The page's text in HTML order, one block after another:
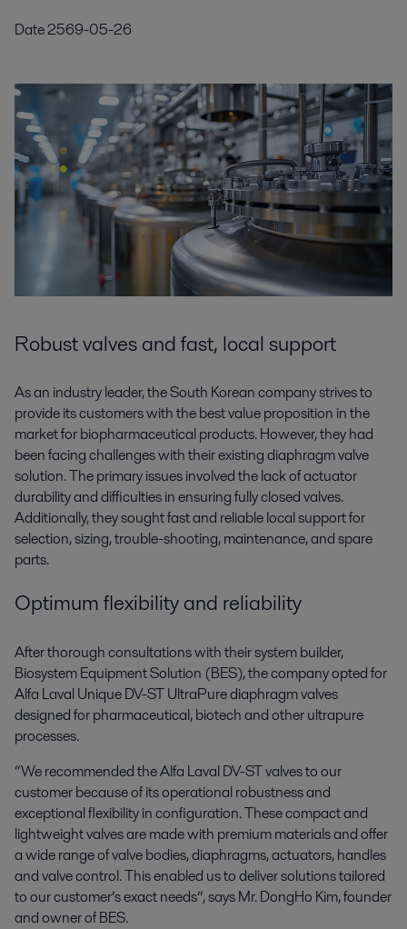
Date2569-05-26
Robust valves and fast, local support
As an industry leader, the South Korean company strives to
provide its customers with the best value proposition in the
market for biopharmaceutical products. However, they had
been facing challenges with their existing diaphragm valve
solution. The primary issues involved the lack of actuator
durability and difficulties in ensuring fully closed valves.
Additionally, they sought fast and reliable local support for
selection, sizing, trouble-shooting, maintenance, and spare
parts.
Optimum flexibility and reliability
After thorough consultations with their system builder,
Biosystem Equipment Solution (BES), the company opted for
Alfa Laval Unique DV-ST UltraPure diaphragm valves
designed for pharmaceutical, biotech and other ultrapure
processes.
“We recommended the Alfa Laval DV-ST valves to our
customer because of its operational robustness and
exceptional flexibility in configuration. These compact and
lightweight valves are made with premium materials and offer
a wide range of valve bodies, diaphragms, actuators, handles
and valve control. This enabled us to deliver solutions tailored
to our customer’s exact needs”, says Mr. DongHo Kim, founder
and owner of BES.